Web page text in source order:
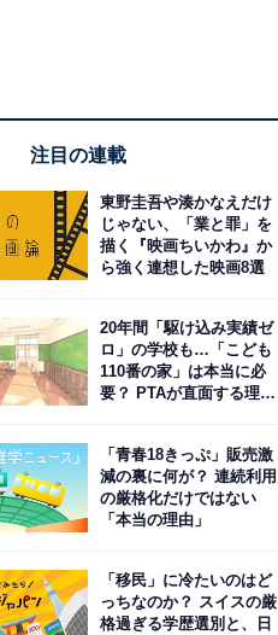
注目の連載
東野圭吾や湊かなえだけ
じゃない、「業と罪」を
描く『映画ちいかわ』か
ら強く連想した映画8選
20年間「駆け込み実績ゼ
ロ」の学校も…「こども
110番の家」は本当に必
要？ PTAが直面する理想
「青春18きっぷ」販売激
減の裏に何が？ 連続利用
の厳格化だけではない
「本当の理由」
「移民」に冷たいのはど
っちなのか？ スイスの厳
格過ぎる学歴選別と、日